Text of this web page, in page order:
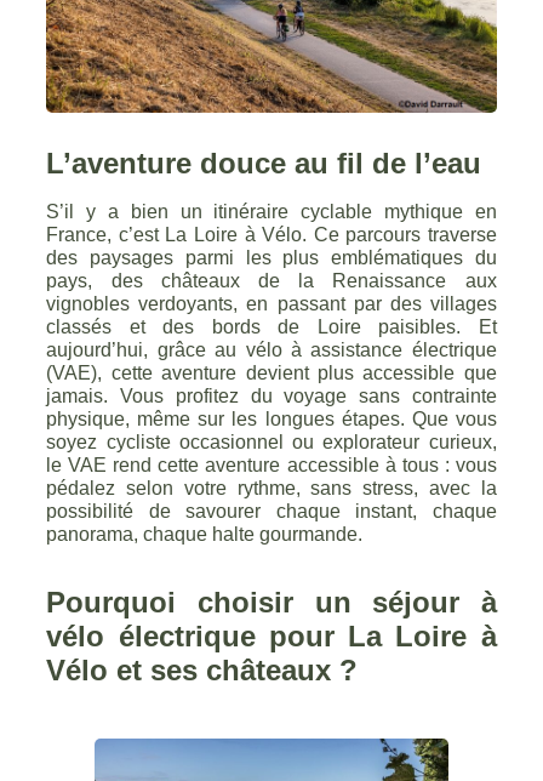
L’aventure douce au fil de l’eau
S’il y a bien un itinéraire cyclable mythique en
France, c’est La Loire à Vélo. Ce parcours traverse
des paysages parmi les plus emblématiques du
pays, des châteaux de la Renaissance aux
vignobles verdoyants, en passant par des villages
classés et des bords de Loire paisibles. Et
aujourd’hui, grâce au vélo à assistance électrique
(VAE), cette aventure devient plus accessible que
jamais. Vous profitez du voyage sans contrainte
physique, même sur les longues étapes. Que vous
soyez cycliste occasionnel ou explorateur curieux,
le VAE rend cette aventure accessible à tous : vous
pédalez selon votre rythme, sans stress, avec la
possibilité de savourer chaque instant, chaque
panorama, chaque halte gourmande.
Pourquoi choisir un séjour à
vélo électrique pour La Loire à
Vélo et ses châteaux ?